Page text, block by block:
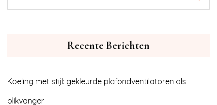
Recente Berichten
Koeling met stijl: gekleurde plafondventilatoren als
blikvanger